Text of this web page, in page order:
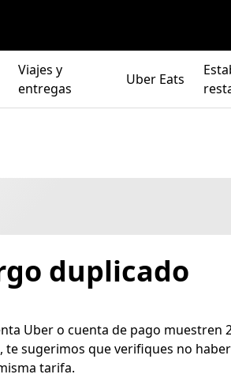
Viajes y
entregas
Uber Eats
duplicado
Uber o cuenta de pago muestren
te sugerimos que verifiques no
tarifa.